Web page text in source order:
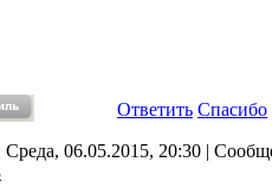
Ответить Спасибо
Среда, 06.05.2015, 20:30 |